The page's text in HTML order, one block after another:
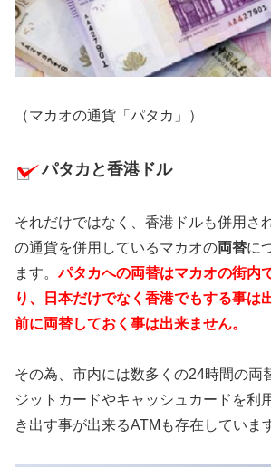
（マカオの通貨「パタカ」）
パタカと香港ドル
それだけではなく、香港ドルも併用さ
の通貨を併用しているマカオの両替に
ます。パタカへの両替はマカオの街内
り、日本だけでなく香港でもする事は
前に両替しておく事は出来ません。
その為、市内には数多くの24時間の両
ジットカードやキャッシュカードを利
き出す事が出来るATMも存在していま